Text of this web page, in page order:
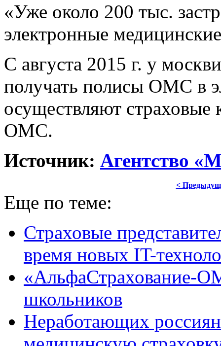
«Уже около 200 тыс.
электронные
С августа 2015 г. у
получать полисы ОМС в
осуществляют
ОМС.
Источник: Агентство
<
Еще по теме:
Страховые
время новых IT-
«АльфаСтрахование-
школьников
Неработающих россиян